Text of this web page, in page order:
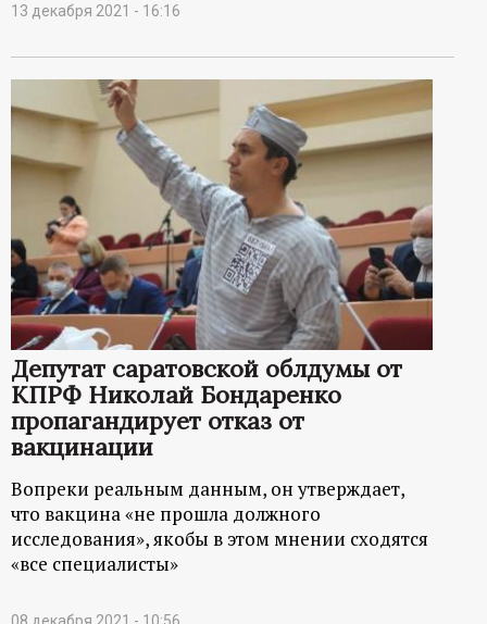
13 декабря 2021 - 16:16
Депутат саратовской облдумы от
КПРФ Николай Бондаренко
пропагандирует отказ от
вакцинации
Вопреки реальным данным, он утверждает,
что вакцина «не прошла должного
исследования», якобы в этом мнении сходятся
«все специалисты»
08 декабря 2021 - 10:56